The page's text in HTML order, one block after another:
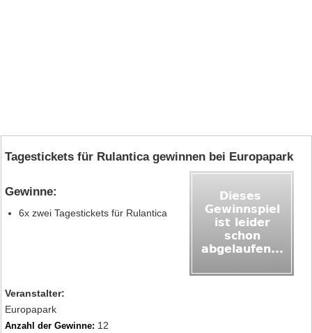
Tagestickets für Rulantica gewinnen bei Europapark
Gewinne:
6x zwei Tagestickets für Rulantica
Veranstalter:
Europapark
Anzahl der Gewinne: 12